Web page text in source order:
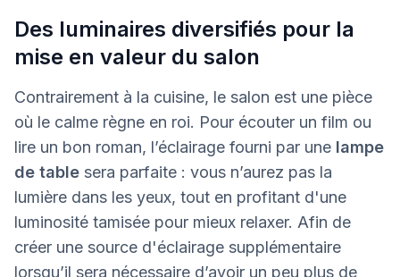
Des luminaires diversifiés pour la
mise en valeur du salon
Contrairement à la cuisine, le salon est une pièce
où le calme règne en roi. Pour écouter un film ou
lire un bon roman, l’éclairage fourni par une lampe
de table sera parfaite : vous n’aurez pas la
lumière dans les yeux, tout en profitant d'une
luminosité tamisée pour mieux relaxer. Afin de
créer une source d'éclairage supplémentaire
lorsqu’il sera nécessaire d’avoir un peu plus de